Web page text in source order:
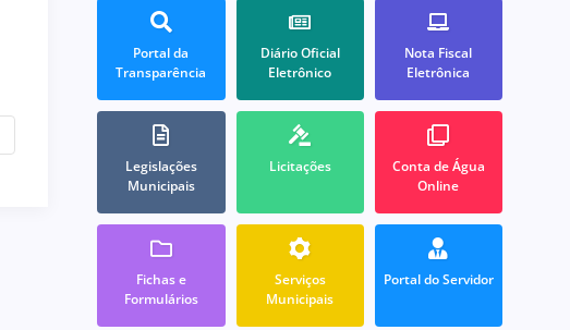
Portal da
Transparência
Diário Oficial
Eletrônico
Nota Fiscal
Eletrônica
Legislações
Municipais
Licitações
Conta de Água
Online
Fichas e
Formulários
Serviços
Municipais
Portal do Servidor